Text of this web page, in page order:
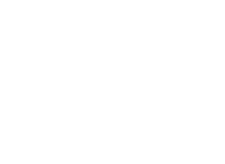
irgendwie versucht,